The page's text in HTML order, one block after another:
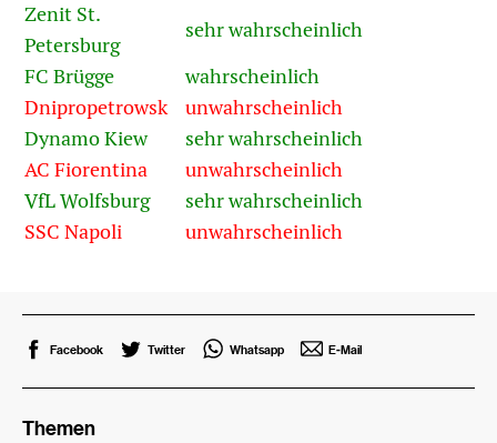
Zenit St.
Petersburg
sehr wahrscheinlich
FC Brügge
wahrscheinlich
Dnipropetrowsk
unwahrscheinlich
Dynamo Kiew
sehr wahrscheinlich
AC Fiorentina
unwahrscheinlich
VfL Wolfsburg
sehr wahrscheinlich
SSC Napoli
unwahrscheinlich
Facebook Twitter Whatsapp E-Mail
Themen